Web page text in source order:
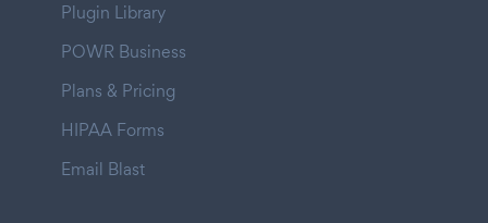
Plugin Library
POWR Business
Plans & Pricing
HIPAA Forms
Email Blast